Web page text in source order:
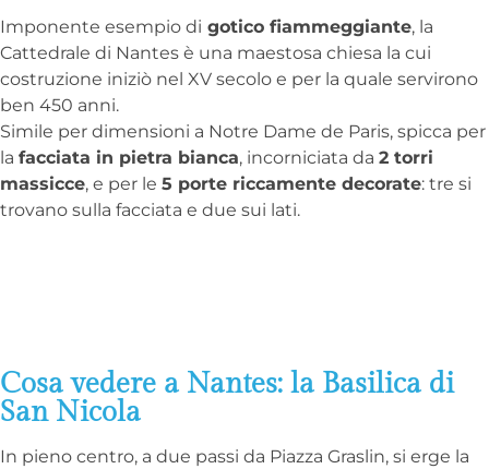
Imponente esempio di gotico fiammeggiante, la
Cattedrale di Nantes è una maestosa chiesa la cui
costruzione iniziò nel XV secolo e per la quale servirono
ben 450 anni.
Simile per dimensioni a Notre Dame de Paris, spicca per
la facciata in pietra bianca, incorniciata da 2 torri
massicce, e per le 5 porte riccamente decorate: tre si
trovano sulla facciata e due sui lati.
Cosa vedere a Nantes: la Basilica di
San Nicola
In pieno centro, a due passi da Piazza Graslin, si erge la